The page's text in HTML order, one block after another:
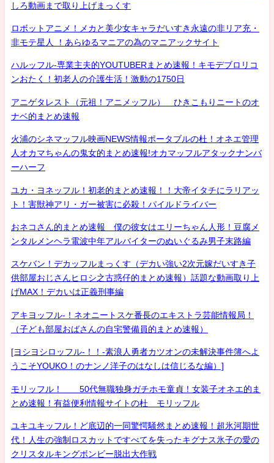
しろ動画まで取り上げまっくす
ロボットアニメ！メカと美少女キャラだいすき永遠の非リア充・
非モテ星人 ！あらゆるマニアの為のマニアックサイト
ハルッフル-専業主夫的YOUTUBERまとめ速報！キモデブロリコ
ンおたく！初老人の介護生活！激動の1750日
アニゲタレスト（元祖！アニメッフル） ひきこもりニートのオ
ナベ的まとめ速報
火浦のシネマッフル映画NEWS情報ポータブルの杜！オネエ管理
人オカマちゃんの鬼女的まとめ速報!オカマッフルアタックナンバ
ーハーフ
ユカ・ヨネッフル！初老的まとめ速報！！大帝イタチにラリアッ
ト！害獣神アリ・ガー被害に必殺！パイルドライバー
おネコさん的まとめ速報 僕の彼女はエリーちゃん人形！豆腐メ
ンタルメンヘラ電波中年アルバイターのぬいぐるみ男子末路編
スケバン！デカッフルまっくす（デカい強い2次元嫁だいすき子
供部屋おじさんヒロシ之古惑仔的まとめ速報）話題な動画取り上
げMAX！デカいは正義刑事編
アキヨッフル-！ネオニートスケ番長のエキストラ芸能情報局！
（子ども部屋おばさんの自宅警備員的まとめ速報）
[ヨシヨシロッフル-！！-素浪人勇者カツオンの未解決事件簿へよ
うこそYOUKO！のナンノ洋子のはなしは信じるな編）]
モリッフル！ 50代無職独身ガチホモ童貞！女装子オネエ的ま
とめ速報！有益便利情報サイトの杜 モリッフル
ユキユキッフル！ど底辺的一同驚愕騒然まとめ速報！超氷河期世
代！人生の強制ロスカットですべてを失ったキグナス氷子の愛の
クリスタルキングボンビー脱出大作戦